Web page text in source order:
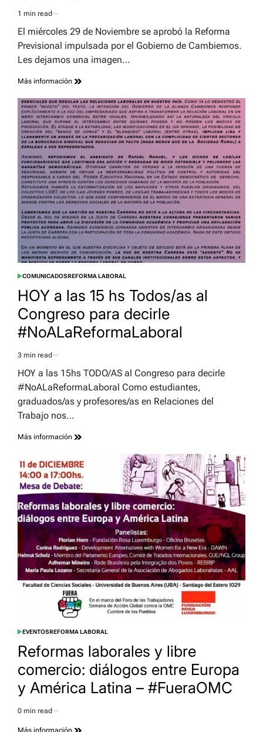
Estimated
read
1 min read
El miércoles 29 de Noviembre se aprobó la Reforma
Previsional impulsada por el Gobierno de Cambiemos.
Les dejamos una imagen…
Más información
POSTED
COMUNICADOSREFORMA LABORAL
HOY a las 15 hs Todos/as al
Congreso para decirle
#NoALaReformaLaboral
Estimated
read
3 min read
HOY a las 15hs TODO/AS al Congreso para decirle
#NoALaReformaLaboral Como estudiantes,
graduados/as y profesores/as en Relaciones del
Trabajo nos…
Más información
POSTED
EVENTOSREFORMA LABORAL
Reformas laborales y libre
comercio: diálogos entre Europa
y América Latina – #FueraOMC
Estimated
read
0 min read
Más información